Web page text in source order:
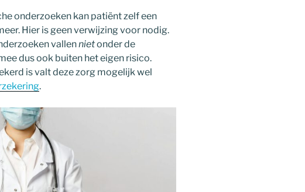
onderzoeken kan patiënt zelf een
Hier is geen verwijzing voor nodig.
vallennietonder de
dus ook buiten het eigen risico.
is valt deze zorg mogelijk wel
.